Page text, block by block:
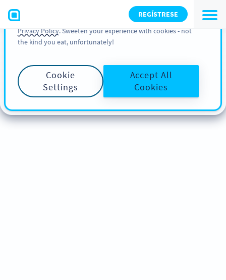
REGÍSTRESE
You can also find more information about cookies, our
analytic activities and your rights in our Cookie Policy and
Privacy Policy. Sweeten your experience with cookies - not
the kind you eat, unfortunately!
Cookie
Settings
Accept All
Cookies